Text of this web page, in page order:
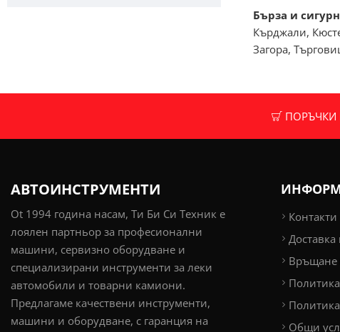
Бърза и
Кърджали,
Загора,
ПОРЪЧКИ
АВТОИНСТРУМЕНТИ
Ot 1994 година насам, Ти Би Си Техник е
лоялен партньор за професионални
машини, сервизно оборудване и
специализирани инструменти за леки
автомобили и товарни камиони.
Предлагаме качествени инструменти,
машини и оборудване, с гаранция на
Контакти
Връщане
Общи